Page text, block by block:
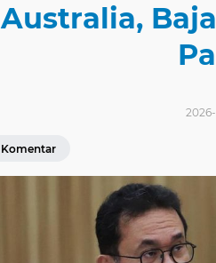
Australia,
Komentar